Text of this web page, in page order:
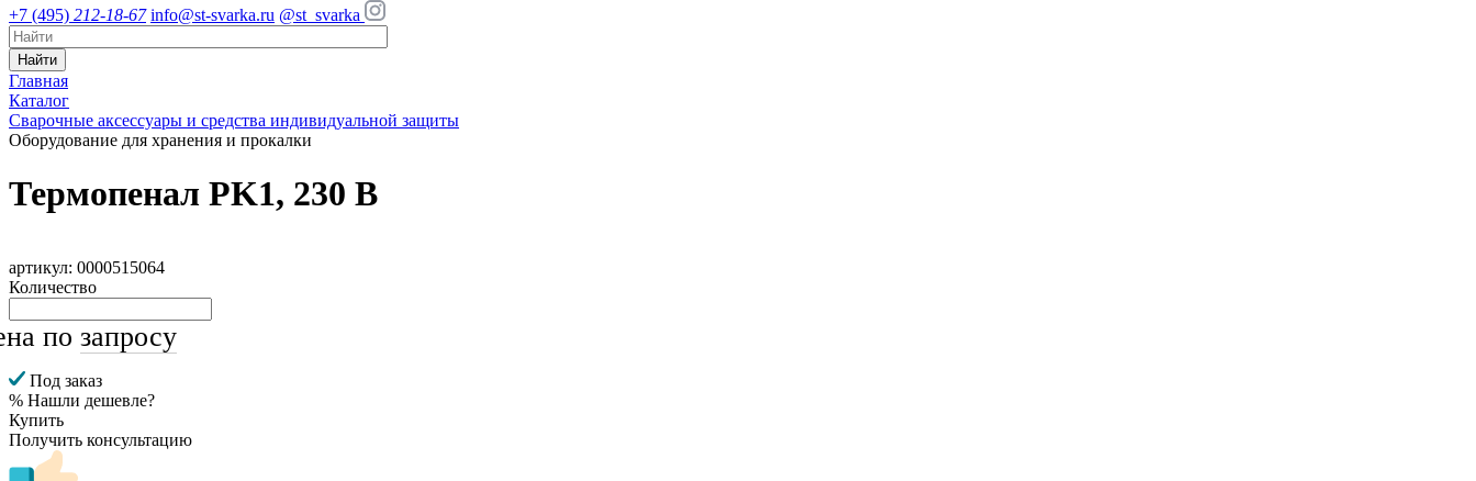
+7 (495) 212-18-67 info@st-svarka.ru @st_svarka
Найти
Главная
Каталог
Сварочные аксессуары и средства индивидуальной защиты
Оборудование для хранения и прокалки
Термопенал PK1, 230 В
артикул: 0000515064
Количество
по запросу
Под заказ
% Нашли дешевле?
Купить
Получить консультацию